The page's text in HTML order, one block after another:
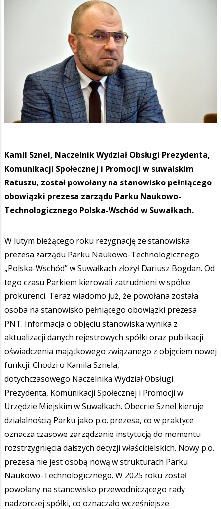
Kamil Sznel, Naczelnik Wydział Obsługi Prezydenta,
Komunikacji Społecznej i Promocji w suwalskim
Ratuszu, został powołany na stanowisko pełniącego
obowiązki prezesa zarządu Parku Naukowo-
Technologicznego Polska-Wschód w Suwałkach.
W lutym bieżącego roku rezygnację ze stanowiska
prezesa zarządu Parku Naukowo-Technologicznego
„Polska-Wschód” w Suwałkach złożył Dariusz Bogdan. Od
tego czasu Parkiem kierowali zatrudnieni w spółce
prokurenci. Teraz wiadomo już, że powołana została
osoba na stanowisko pełniącego obowiązki prezesa
PNT. Informacja o objęciu stanowiska wynika z
aktualizacji danych rejestrowych spółki oraz publikacji
oświadczenia majątkowego związanego z objęciem nowej
funkcji. Chodzi o Kamila Sznela,
dotychczasowego Naczelnika Wydział Obsługi
Prezydenta, Komunikacji Społecznej i Promocji w
Urzędzie Miejskim w Suwałkach. Obecnie Sznel kieruje
działalnością Parku jako p.o. prezesa, co w praktyce
oznacza czasowe zarządzanie instytucją do momentu
rozstrzygnięcia dalszych decyzji właścicielskich. Nowy p.o.
prezesa nie jest osobą nową w strukturach Parku
Naukowo-Technologicznego. W 2025 roku został
powołany na stanowisko przewodniczącego rady
nadzorczej spółki, co oznaczało wcześniejsze